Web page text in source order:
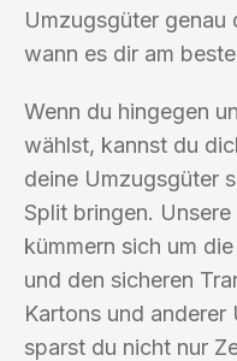
Umzugsgüter genau
wann es dir am
Wenn du hingegen
wählst, kannst du
deine Umzugsgüter
Split bringen.
kümmern sich um
und den sicheren
Kartons und
sparst du nicht nur